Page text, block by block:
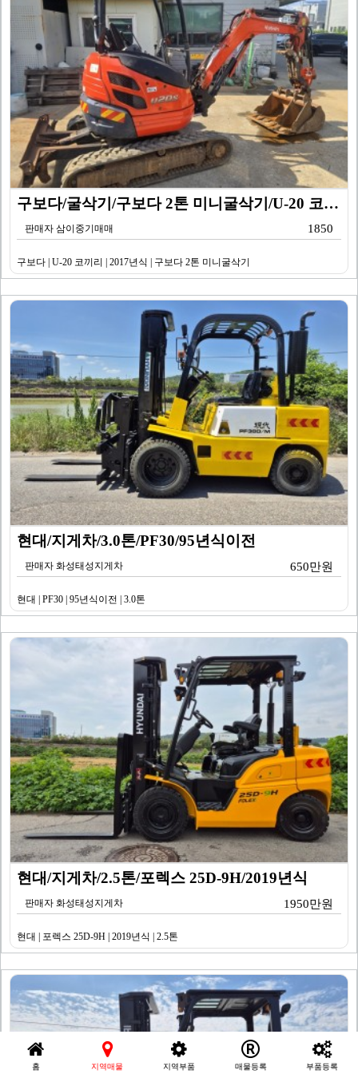
구보다/굴삭기/구보다 2톤 미니굴삭기/U-20 코끼리/…
판매자 삼이중기매매 1850
구보다 | U-20 코끼리 | 2017년식 | 구보다 2톤 미니굴삭기
현대/지게차/3.0톤/PF30/95년식이전
판매자 화성태성지게차 650만원
현대 | PF30 | 95년식이전 | 3.0톤
현대/지게차/2.5톤/포렉스 25D-9H/2019년식
판매자 화성태성지게차 1950만원
현대 | 포렉스 25D-9H | 2019년식 | 2.5톤
홈 지역매물 지역부품 매물등록 부품등록